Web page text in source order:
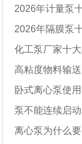
2026年计量泵
2026年隔膜泵
化工泵厂家十
高粘度物料输
卧式离心泵使
泵不能连续启
离心泵为什么